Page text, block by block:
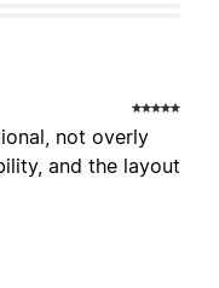
not overly
and the layout